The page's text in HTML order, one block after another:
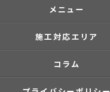
メニュー
施工対応エリア
コラム